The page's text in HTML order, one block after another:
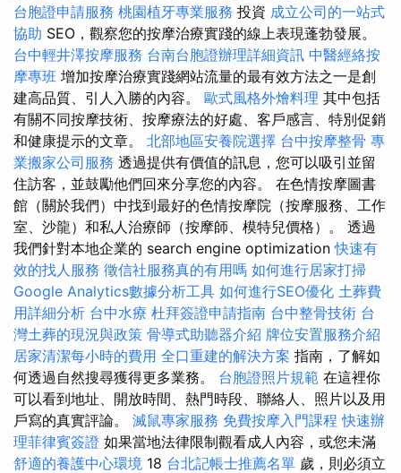
台胞證申請服務 桃園植牙專業服務 投資 成立公司的一站式
協助 SEO，觀察您的按摩治療實踐的線上表現蓬勃發展。
台中輕井澤按摩服務 台南台胞證辦理詳細資訊 中醫經絡按
摩專班 增加按摩治療實踐網站流量的最有效方法之一是創
建高品質、引人入勝的內容。 歐式風格外燴料理 其中包括
有關不同按摩技術、按摩療法的好處、客戶感言、特別促銷
和健康提示的文章。 北部地區安養院選擇 台中按摩整骨 專
業搬家公司服務 透過提供有價值的訊息，您可以吸引並留
住訪客，並鼓勵他們回來分享您的內容。 在色情按摩圖書
館（關於我們）中找到最好的色情按摩院（按摩服務、工作
室、沙龍）和私人治療師（按摩師、模特兒價格）。 透過
我們針對本地企業的 search engine optimization快速有
效的找人服務 徵信社服務真的有用嗎 如何進行居家打掃
Google Analytics數據分析工具 如何進行SEO優化 土葬費
用詳細分析 台中水療 杜拜簽證申請指南 台中整骨技術 台
灣土葬的現況與政策 骨導式助聽器介紹 牌位安置服務介紹
居家清潔每小時的費用 全口重建的解決方案 指南，了解如
何透過自然搜尋獲得更多業務。 台胞證照片規範 在這裡你
可以看到地址、開放時間、熱門時段、聯絡人、照片以及用
戶寫的真實評論。 滅鼠專家服務 免費按摩入門課程快速辦
理菲律賓簽證 如果當地法律限制觀看成人內容，或您未滿
舒適的養護中心環境 18 台北記帳士推薦名單 歲，則必須立